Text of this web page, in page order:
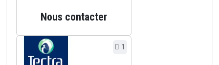
Nous contacter
1